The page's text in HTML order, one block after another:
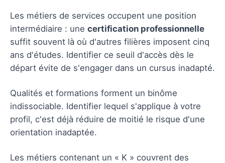
Les métiers de services occupent une position
intermédiaire : une certification professionnelle
suffit souvent là où d'autres filières imposent cinq
ans d'études. Identifier ce seuil d'accès dès le
départ évite de s'engager dans un cursus inadapté.
Qualités et formations forment un binôme
indissociable. Identifier lequel s'applique à votre
profil, c'est déjà réduire de moitié le risque d'une
orientation inadaptée.
Les métiers contenant un « K » couvrent des